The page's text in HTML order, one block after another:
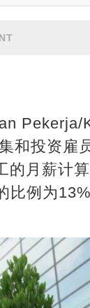
和投资雇
的月薪计
例为13%